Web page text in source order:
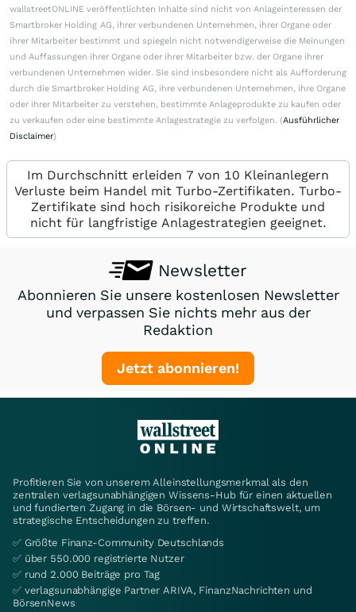
wallstreetONLINE veröffentlichten Inhalte sind nicht von Anlageinteressen der
Smartbroker Holding AG, ihrer verbundenen Unternehmen, ihrer Organe oder
ihrer Mitarbeiter bestimmt und spiegeln nicht notwendigerweise die Meinungen
und Auffassungen ihrer Organe oder ihrer Mitarbeiter bzw. der Organe ihrer
verbundenen Unternehmen wider. Sie sind insbesondere nicht als Aufforderung
durch die Smartbroker Holding AG, ihre verbundenen Unternehmen, ihre Organe
oder ihrer Mitarbeiter zu verstehen, bestimmte Anlageprodukte zu kaufen oder
zu verkaufen oder eine bestimmte Anlagestrategie zu verfolgen. (Ausführlicher
Disclaimer)
Im Durchschnitt erleiden 7 von 10 Kleinanlegern
Verluste beim Handel mit Turbo-Zertifikaten. Turbo-
Zertifikate sind hoch risikoreiche Produkte und
nicht für langfristige Anlagestrategien geeignet.
Newsletter
Abonnieren Sie unsere kostenlosen Newsletter
und verpassen Sie nichts mehr aus der
Redaktion
Jetzt abonnieren!
Profitieren Sie von unserem Alleinstellungsmerkmal als den
zentralen verlagsunabhängigen Wissens-Hub für einen aktuellen
und fundierten Zugang in die Börsen- und Wirtschaftswelt, um
strategische Entscheidungen zu treffen.
✅ Größte Finanz-Community Deutschlands
✅ über 550.000 registrierte Nutzer
✅ rund 2.000 Beiträge pro Tag
✅ verlagsunabhängige Partner ARIVA, FinanzNachrichten und
BörsenNews